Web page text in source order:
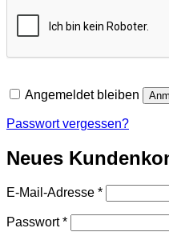
Es befinden sich
Zurück zum Shop
Angemeldet bleiben
Passwort vergessen?
Neues
E-Mail-Adresse *Erforderlich
Passwort*Erforderlich